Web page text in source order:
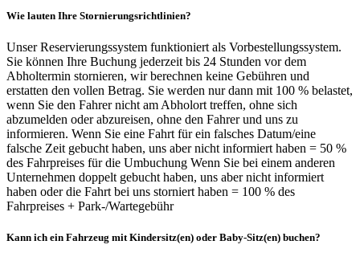
Wie lauten Ihre Stornierungsrichtlinien?
Unser Reservierungssystem funktioniert als Vorbestellungssystem.
Sie können Ihre Buchung jederzeit bis 24 Stunden vor dem
Abholtermin stornieren, wir berechnen keine Gebühren und
erstatten den vollen Betrag. Sie werden nur dann mit 100 % belastet,
wenn Sie den Fahrer nicht am Abholort treffen, ohne sich
abzumelden oder abzureisen, ohne den Fahrer und uns zu
informieren. Wenn Sie eine Fahrt für ein falsches Datum/eine
falsche Zeit gebucht haben, uns aber nicht informiert haben = 50 %
des Fahrpreises für die Umbuchung Wenn Sie bei einem anderen
Unternehmen doppelt gebucht haben, uns aber nicht informiert
haben oder die Fahrt bei uns storniert haben = 100 % des
Fahrpreises + Park-/Wartegebühr
Kann ich ein Fahrzeug mit Kindersitz(en) oder Baby-Sitz(en) buchen?